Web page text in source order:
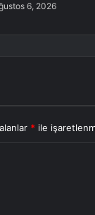
6, 2026
* ile